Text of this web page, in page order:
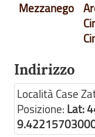
Mezzanego
Indirizzo
Località Case
Posizione: Lat: